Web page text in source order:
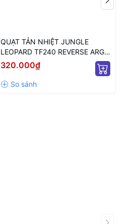
QUẠT TẢN NHIỆT JUNGLE
LEOPARD TF240 REVERSE ARGB
BLACK (MÀU ĐEN/ CÁNH
320.000₫